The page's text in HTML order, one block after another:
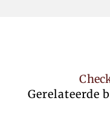
Gerelateerde